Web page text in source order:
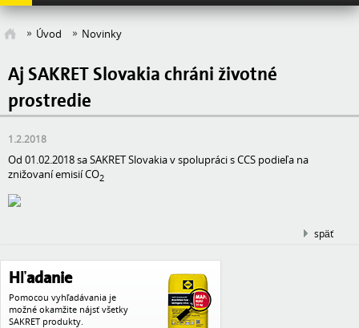
Úvod Novinky
Aj SAKRET Slovakia chráni životné
prostredie
1.2.2018
Od 01.02.2018 sa SAKRET Slovakia v spolupráci s CCS podieľa na
znižovaní emisií CO2
späť
Hľadanie
Pomocou vyhľadávania je
možné okamžite nájsť všetky
SAKRET produkty.